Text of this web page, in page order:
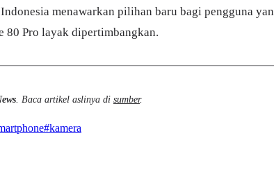
menawarkan pilihan baru bagi pengguna
80 Pro layak dipertimbangkan.
. Baca artikel aslinya di sumber.
#kamera